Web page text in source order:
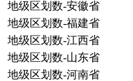
地级区划数-安徽省
地级区划数-福建省
地级区划数-江西省
地级区划数-山东省
地级区划数-河南省